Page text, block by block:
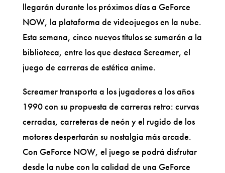
llegarán durante los próximos días a GeForce
NOW, la plataforma de videojuegos en la nube.
Esta semana, cinco nuevos títulos se sumarán a la
biblioteca, entre los que destaca Screamer, el
juego de carreras de estética anime.
Screamer transporta a los jugadores a los años
1990 con su propuesta de carreras retro: curvas
cerradas, carreteras de neón y el rugido de los
motores despertarán su nostalgia más arcade.
Con GeForce NOW, el juego se podrá disfrutar
desde la nube con la calidad de una GeForce